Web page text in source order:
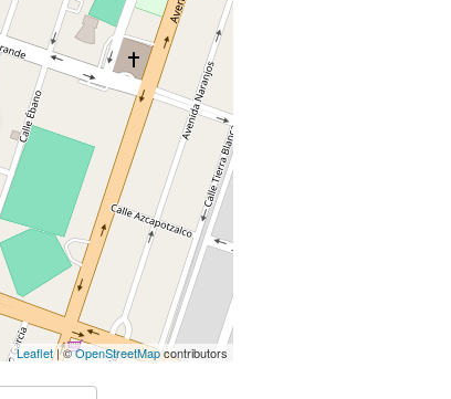
Leaflet| ©OpenStreetMapcontributors